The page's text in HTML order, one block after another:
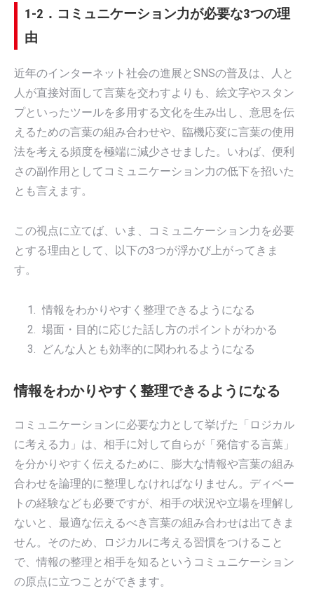
1-2．コミュニケーション力が必要な3つの理
由
近年のインターネット社会の進展とSNSの普及は、人と
人が直接対面して言葉を交わすよりも、絵文字やスタン
プといったツールを多用する文化を生み出し、意思を伝
えるための言葉の組み合わせや、臨機応変に言葉の使用
法を考える頻度を極端に減少させました。いわば、便利
さの副作用としてコミュニケーション力の低下を招いた
とも言えます。
この視点に立てば、いま、コミュニケーション力を必要
とする理由として、以下の3つが浮かび上がってきま
す。
情報をわかりやすく整理できるようになる
場面・目的に応じた話し方のポイントがわかる
どんな人とも効率的に関われるようになる
情報をわかりやすく整理できるようになる
コミュニケーションに必要な力として挙げた「ロジカル
に考える力」は、相手に対して自らが「発信する言葉」
を分かりやすく伝えるために、膨大な情報や言葉の組み
合わせを論理的に整理しなければなりません。ディベー
トの経験なども必要ですが、相手の状況や立場を理解し
ないと、最適な伝えるべき言葉の組み合わせは出てきま
せん。そのため、ロジカルに考える習慣をつけること
で、情報の整理と相手を知るというコミュニケーション
の原点に立つことができます。